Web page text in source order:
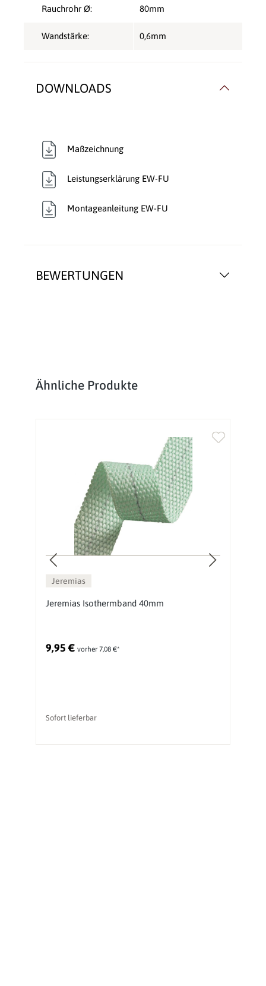
BEWERTUNGEN
Rauchrohr Ø: 80mm
Wandstärke: 0,6mm
DOWNLOADS
Maßzeichnung
Leistungserklärung EW-FU
Montageanleitung EW-FU
Produktgalerie überspringen
Ähnliche Produkte
Jeremias
Jeremias Isothermband 40mm
9,95 € vorher 7,08 €*
Sofort lieferbar